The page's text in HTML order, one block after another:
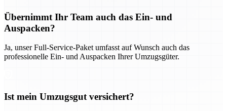
Übernimmt Ihr Team auch das Ein- und
Auspacken?
Ja, unser Full-Service-Paket umfasst auf Wunsch auch das
professionelle Ein- und Auspacken Ihrer Umzugsgüter.
Ist mein Umzugsgut versichert?